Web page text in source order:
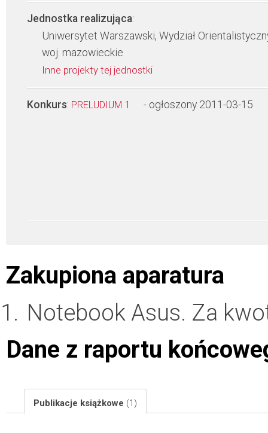
Jednostka realizująca:
Uniwersytet Warszawski, Wydział
woj. mazowieckie
Inne projekty tej jednostki
Konkurs: PRELUDIUM 1 - ogłoszony 2011-03-15
Zakupiona aparatura
Notebook Asus. Za
Dane z raportu
Publikacje książkowe (1)